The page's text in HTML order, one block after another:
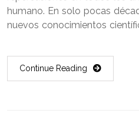
humano. En solo pocas
nuevos conocimientos
Continue Reading